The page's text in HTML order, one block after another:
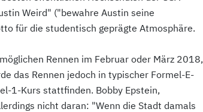
Weird" ("bewahre Austin seine
für die studentisch geprägte Atmosphäre.
Rennen im Februar oder März 2018,
das Rennen jedoch in typischer Formel-E-
1-Kurs stattfinden. Bobby Epstein,
nicht daran: "Wenn die Stadt damals